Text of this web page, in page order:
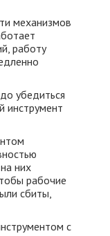
механизмов
работу
убедиться
инструмент
них
рабочие
сбиты,
с